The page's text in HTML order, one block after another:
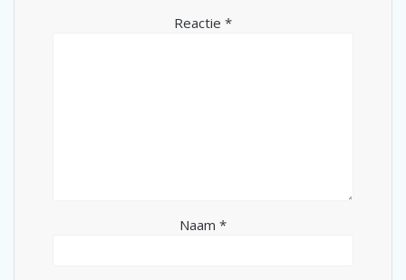
Reactie *
Naam *